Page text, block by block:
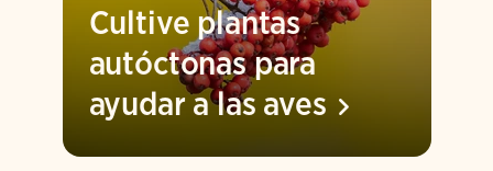
Cultive plantas
autóctonas para
ayudar a las aves